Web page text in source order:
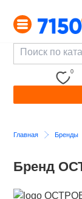
0
Главная Бренды
Бренд